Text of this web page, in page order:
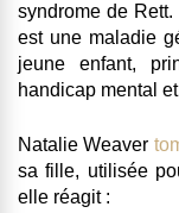
syndrome de Rett.
est une maladie
jeune enfant,
handicap mental
Natalie Weaver
sa fille, utilisée
elle réagit :